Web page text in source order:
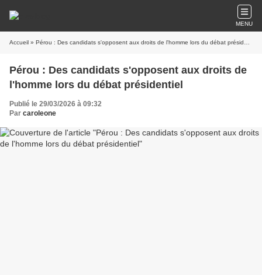
MENU
Accueil » Pérou : Des candidats s'opposent aux droits de l'homme lors du débat présidentiel
Pérou : Des candidats s'opposent aux droits de
l'homme lors du débat présidentiel
Publié le 29/03/2026 à 09:32
Par caroleone